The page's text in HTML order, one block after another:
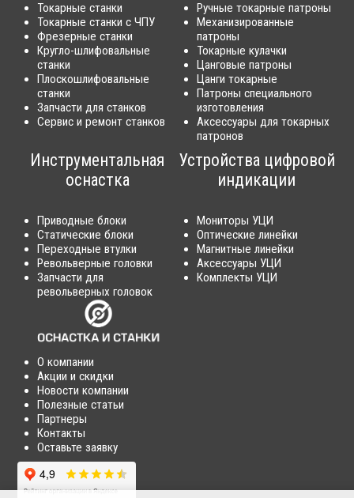
Токарные станки
Токарные станки с ЧПУ
Фрезерные станки
Кругло-шлифовальные
станки
Плоскошлифовальные
станки
Запчасти для станков
Сервис и ремонт станков
Ручные токарные патроны
Механизированные
патроны
Токарные кулачки
Цанговые патроны
Цанги токарные
Патроны специального
изготовления
Аксессуары для токарных
патронов
Инструментальная
оснастка
Приводные блоки
Статические блоки
Переходные втулки
Револьверные головки
Запчасти для
револьверных головок
Устройства цифровой
индикации
Мониторы УЦИ
Оптические линейки
Магнитные линейки
Аксессуары УЦИ
Комплекты УЦИ
О компании
Акции и скидки
Новости компании
Полезные статьи
Партнеры
Контакты
Оставьте заявку